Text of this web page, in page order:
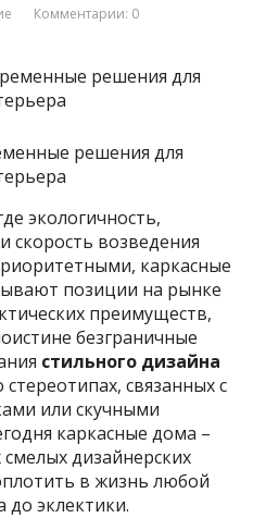
Комментарии: 0
решения для
экологичность,
скорость возведения
каркасные
позиции на рынке
преимуществ,
безграничные
стильного дизайна
стереотипах, связанных с
или скучными
каркасные дома –
дизайнерских
в жизнь любой
эклектики.